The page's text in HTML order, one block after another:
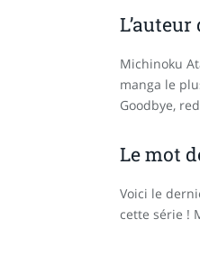
L’auteur
Michinoku
manga le
Goodbye,
Le mot
Voici le
cette série !